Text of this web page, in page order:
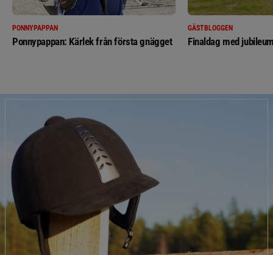
PONNYPAPPAN
Ponnypappan: Kärlek från första gnägget
GÄSTBLOGGEN
Finaldag med